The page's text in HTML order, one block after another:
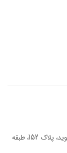
آدرس: خیابان کارگر جنوبی، خیابان روانمهر، نبش منیرجاوید، پلاک 152، طبقه